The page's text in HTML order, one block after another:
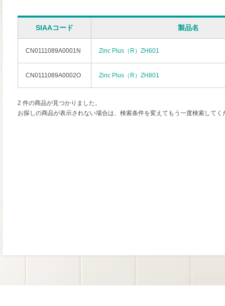
SIAAコード 製品名
CN0111089A0001N Zinc Plus（R）ZH601
CN0111089A0002O Zinc Plus（R）ZH801
2 件の商品が見つかりました。
お探しの商品が表示されない場合は、検索条件を変えてもう一度検索してく